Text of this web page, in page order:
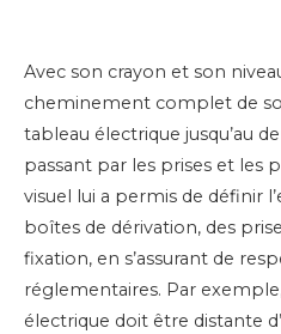
Avec son crayon et son
cheminement complet de
tableau électrique jusqu’au
passant par les prises et les
visuel lui a permis de définir
boîtes de dérivation, des
fixation, en s’assurant de
réglementaires. Par
électrique doit être distante